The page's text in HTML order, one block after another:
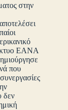
στην
ΕΑΝΑ
που
δεν